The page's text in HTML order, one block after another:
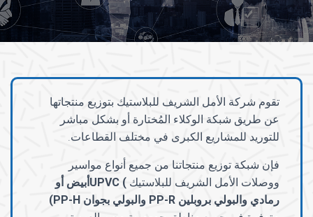
ا
ت
تقوم شركة الأمل الشريف للبلاستيك بتوزيع منتجاتها
عن طريق شبكة الوكلاء المُختارة أو بشكل مباشر
للتوريد للمشاريع الكبرى في مختلف القطاعات.
فإن شبكة توزيع منتجاتنا من جميع أنواع مواسير
ووصلات الأمل الشريف للبلاستيك ) UPVC
أبيض أو
رمادي والبولي بروبلين PP-R والبولي بجوان PP-H
)